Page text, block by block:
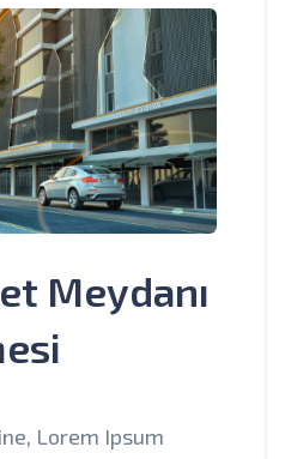
Meydanı
Lorem Ipsum